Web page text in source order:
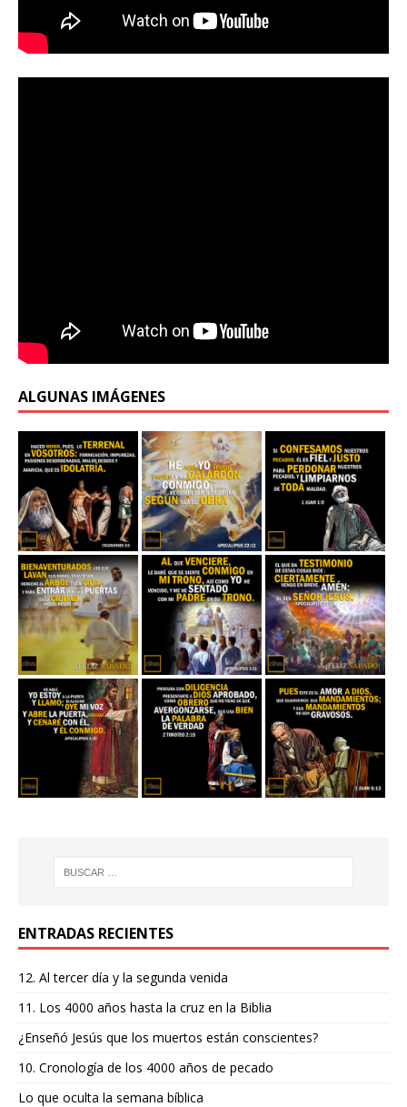
ALGUNAS IMÁGENES
ENTRADAS RECIENTES
12. Al tercer día y la segunda venida
11. Los 4000 años hasta la cruz en la Biblia
¿Enseñó Jesús que los muertos están conscientes?
10. Cronología de los 4000 años de pecado
Lo que oculta la semana bíblica